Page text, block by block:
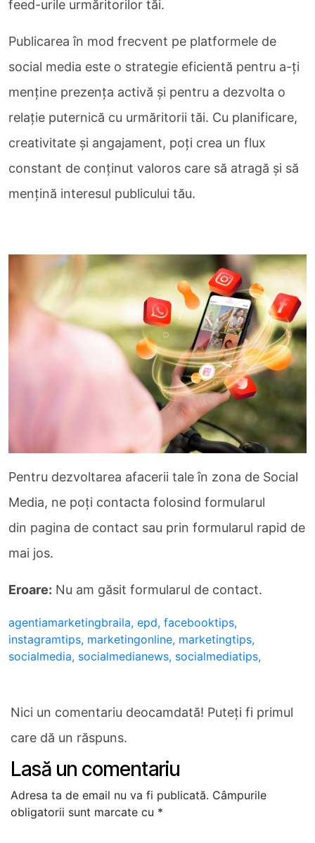
feed-urile urmăritorilor tăi.
Publicarea în mod frecvent pe platformele de
social media este o strategie eficientă pentru a-ți
menține prezența activă și pentru a dezvolta o
relație puternică cu urmăritorii tăi. Cu planificare,
creativitate și angajament, poți crea un flux
constant de conținut valoros care să atragă și să
mențină interesul publicului tău.
Pentru dezvoltarea afacerii tale în zona de Social
Media, ne poți contacta folosind formularul
din pagina de contact sau prin formularul rapid de
mai jos.
Eroare: Nu am găsit formularul de contact.
agentiamarketingbraila, epd, facebooktips,
instagramtips, marketingonline, marketingtips,
socialmedia, socialmedianews, socialmediatips,
Nici un comentariu deocamdată! Puteți fi primul
care dă un răspuns.
Lasă un comentariu
Adresa ta de email nu va fi publicată. Câmpurile
obligatorii sunt marcate cu *